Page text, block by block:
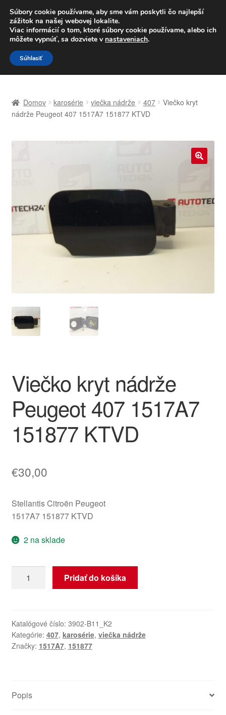
DOPRAVA od 6 EUR
Po–Pi 09:00–16:00 233 221 276
Preskočiť
na
navigáciu
Preskočiť
na
obsah
Celosvetová preprava
Platby
Reklamace
Reklamačný poriadok
Domov karosérie viečka nádrže 407
Viečko kryt
nádrže Peugeot 407 1517A7 151877 KTVD
Viečko kryt nádrže
Peugeot 407 1517A7
151877 KTVD
€30,00
Stellantis Citroën Peugeot
1517A7 151877 KTVD
2 na sklade
Viečko
Peugeot
407
1517A7
Pridať do košíka
Katalógové číslo: 3902-B11_K2
Kategórie: 407, karosérie, viečka nádrže
Značky: 1517A7, 151877
Popis
Súbory cookie používame, aby sme vám poskytli čo najlepší
zážitok na našej webovej lokalite.
Viac informácií o tom, ktoré súbory cookie používame, alebo ich
môžete vypnúť, sa dozviete v nastaveniach.
Súhlasiť